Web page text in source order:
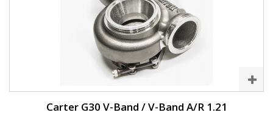
Carter G30 V-Band / V-Band A/R 1.21